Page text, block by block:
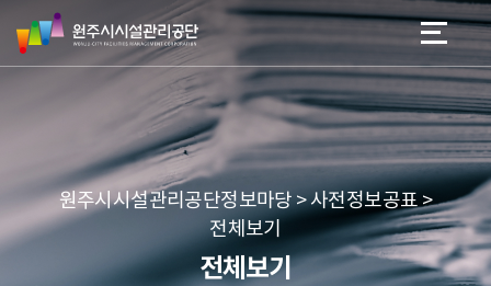
네
본문 바로가기
메뉴 바로가기
원
주
시
리
공
단
원주시시설관리공단정보마당 > 사전정보공표 >
전체보기
전체보기